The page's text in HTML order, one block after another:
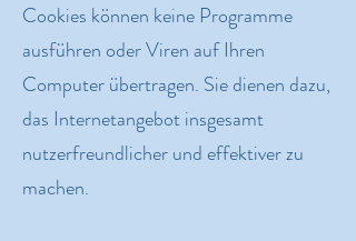
Cookies können keine Programme
ausführen oder Viren auf Ihren
Computer übertragen. Sie dienen dazu,
das Internetangebot insgesamt
nutzerfreundlicher und effektiver zu
machen.